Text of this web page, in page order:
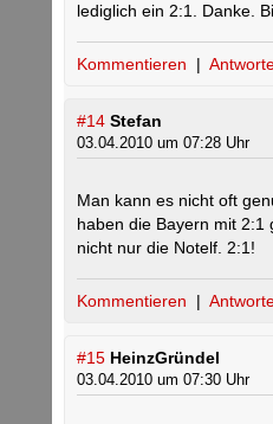
lediglich ein 2:1. Danke.
Kommentieren |
#14 Stefan
03.04.2010 um 07:28 Uhr
Man kann es nicht oft
haben die Bayern mit 2:1
nicht nur die Notelf. 2:1!
Kommentieren |
#15 HeinzGründel
03.04.2010 um 07:30 Uhr